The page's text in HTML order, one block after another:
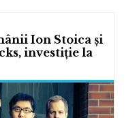
Ion Stoica și
investiție la